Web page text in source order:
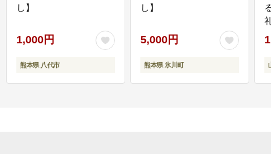
し】
1,000円
熊本県 八代市
し】
5,000円
熊本県 氷川町